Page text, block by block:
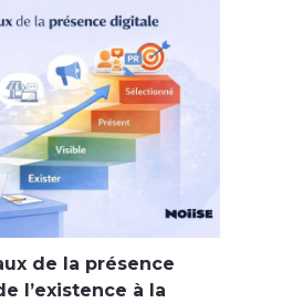
de la présence
l’existence à la